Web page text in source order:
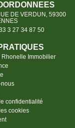
DE VERDUN, 59300
3 27 34 87 50
Immobilier
confidentialité
cookies